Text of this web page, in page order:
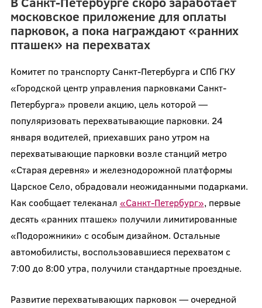
московское приложение для оплаты
парковок, а пока награждают «ранних
пташек» на перехватах
Комитет по транспорту Санкт-Петербурга и СПб ГКУ
«Городской центр управления парковками Санкт-
Петербурга» провели акцию, цель которой —
популяризовать перехватывающие парковки. 24
января водителей, приехавших рано утром на
перехватывающие парковки возле станций метро
«Старая деревня» и железнодорожной платформы
Царское Село, обрадовали неожиданными подарками.
Как сообщает телеканал «Санкт-Петербург», первые
десять «ранних пташек» получили лимитированные
«Подорожники» с особым дизайном. Остальные
автомобилисты, воспользовавшиеся перехватом с
7:00 до 8:00 утра, получили стандартные проездные.
Развитие перехватывающих парковок — очередной